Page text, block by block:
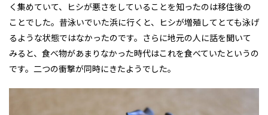
く集めていて、ヒシが悪さをしていることを知ったのは移住後の
ことでした。昔泳いでいた浜に行くと、ヒシが増殖してとても泳げ
るような状態ではなかったのです。さらに地元の人に話を聞いて
みると、食べ物があまりなかった時代はこれを食べていたというの
です。二つの衝撃が同時にきたようでした。